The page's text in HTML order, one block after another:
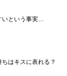
いという事実…
はキスに表れる？